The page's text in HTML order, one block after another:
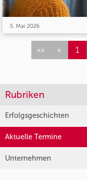
5. Mai 2026
«« « 1
Rubriken
Erfolgsgeschichten
Aktuelle Termine
Unternehmen